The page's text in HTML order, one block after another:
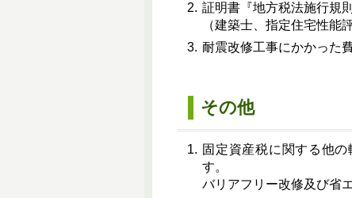
証明書『地方税法施行規
（建築士、指定住宅性能
耐震改修工事にかかった
その他
固定資産税に関する他
す。
バリアフリー改修及び省